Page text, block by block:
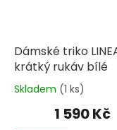
Dámské triko
krátký rukáv bílé
Průměrné
produktu
Skladem (1 ks)
1 590 Kč